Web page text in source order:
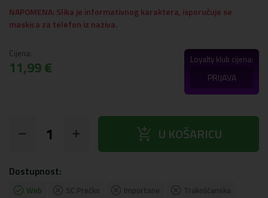
NAPOMENA: Slika je informativnog karaktera, isporučuje se
maskica za telefon iz naziva.
Cijena:
11,99 € Loyalty klub cijena:
PRIJAVA
add_shopping_cart U KOŠARICU
Dostupnost:
Web